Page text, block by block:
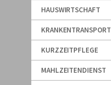
HAUSWIRTSCHAFT
KRANKENTRANSPORT
KURZZEITPFLEGE
MAHLZEITENDIENST